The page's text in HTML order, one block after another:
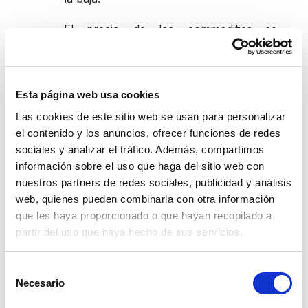
Esta página web usa cookies
Las cookies de este sitio web se usan para personalizar
el contenido y los anuncios, ofrecer funciones de redes
sociales y analizar el tráfico. Además, compartimos
información sobre el uso que haga del sitio web con
nuestros partners de redes sociales, publicidad y análisis
web, quienes pueden combinarla con otra información
que les haya proporcionado o que hayan recopilado a
partir del uso que haya hecho de sus servicios.
Necesario
El precio de los commodities se
mantienen relativamente estables. El
precio del oro sube a US$ 2,740 por
ganancias. La cotización del cobre se
(LME) y US$ 4.36 por libra (Comex). El
precio del petróleo WTI fluctúa entre
US$ 70 y US$ 72 por barril.
El sector servicios en EEUU se mantuvo
en expansión en octubre, mientras que
el sector industrial continuó en
contracción. El PMI de servicios subió
ligeramente a 55.3 puntos en octubre,
superando las expectativas de 55.0
puntos. El sector manufacturero subió a
47.8 puntos, desde un mínimo de 15